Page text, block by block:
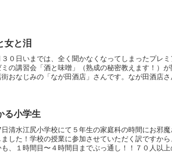
女と泪
０日いまでは、全く聞かなくなってしまったプレ
の講習会「酒と味噌」（熟成の秘密教えます！）
おなじみの「なが田酒店」さんです。なが田酒店さ
る小学生
清水江尻小学校にて５年生の家庭科の時間にお邪
した！学校の授業に参加させていただく訳ですか
、１時間目〜４時間目までぶっ通し！！７０人以上